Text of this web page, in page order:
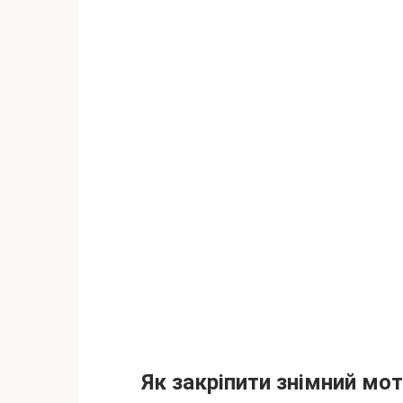
Як закріпити знімний